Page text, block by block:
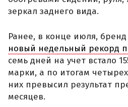
зеркал заднего вида.
Ранее, в конце июля,
новый недельный рекорд
семь дней на учет встало
марки, а по итогам
них превысил результат
месяцев.